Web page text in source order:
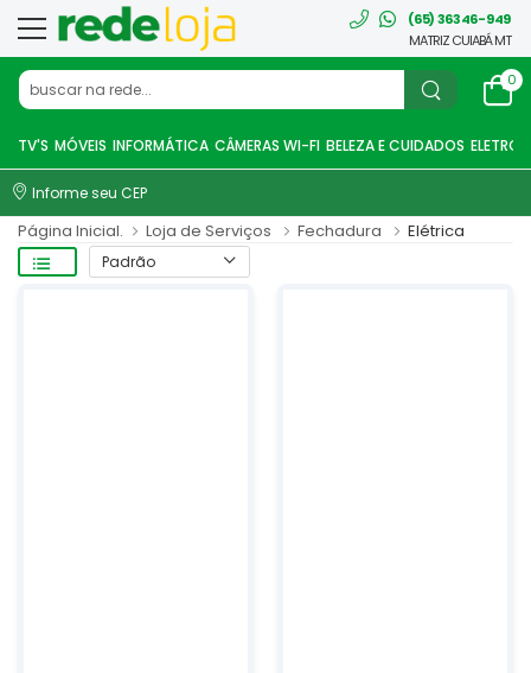
(65) 36346-949
MATRIZ CUIABÁ MT
0
TV'S MÓVEIS INFORMÁTICA CÂMERAS WI-FI BELEZA E CUIDADOS
Informe seu CEP
Página Inicial. Loja de Serviços Fechadura Elétrica